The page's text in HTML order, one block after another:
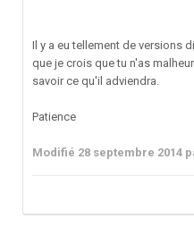
Il y a eu tellement de versions
que je crois que tu n'as
savoir ce qu'il adviendra.
Patience
Modifié 28 septembre 2014